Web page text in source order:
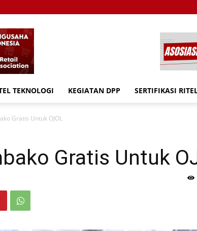
TEKNOLOGI KEGIATAN DPP SERTIFIKASI
Gratis Untuk OJOL
Gratis Untuk